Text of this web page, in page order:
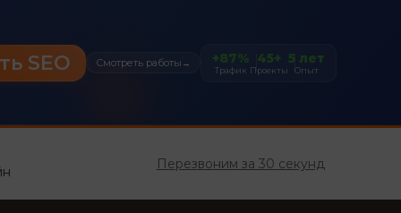
SEO Смотреть работы → +87%
Трафик
45+
Проекты
5 лет
Опыт
Перезвоним за 30 секунд